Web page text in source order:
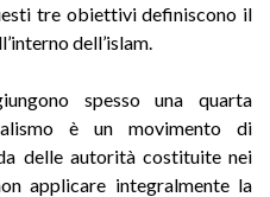
tre obiettivi definiscono il
dell’islam.
spesso una quarta
è un movimento di
delle autorità costituite nei
applicare integralmente la